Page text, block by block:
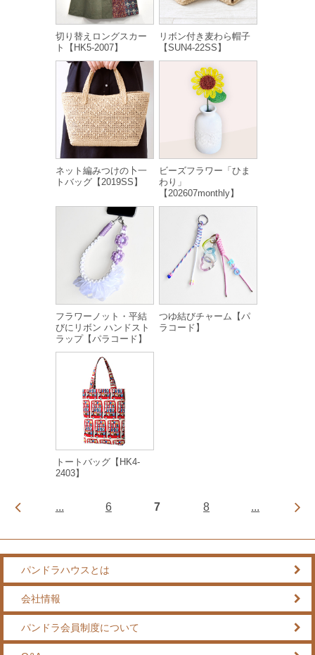
切り替えロングスカー
ト【HK5-2007】
リボン付き麦わら帽子
【SUN4-22SS】
ネット編みつけの卜一
トバッグ【2019SS】
ビーズフラワー「ひま
わり」
【202607monthly】
フラワーノット・平結
びにリボン ハンドスト
ラップ【パラコード】
つゆ結びチャーム【パ
ラコード】
トートバッグ【HK4-
2403】
... 6 7 8 ...
パンドラハウスとは
会社情報
パンドラ会員制度について